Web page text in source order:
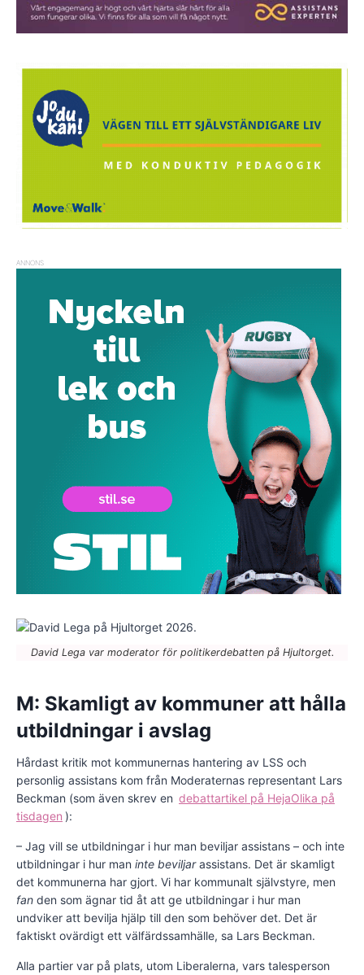
ANNONS
David Lega var moderator för politikerdebatten på Hjultorget.
M: Skamligt av kommuner att hålla
utbildningar i avslag
Hårdast kritik mot kommunernas hantering av LSS och
personlig assistans kom från Moderaternas representant Lars
Beckman (som även skrev en debattartikel på HejaOlika på
tisdagen ):
– Jag vill se utbildningar i hur man beviljar assistans – och inte
utbildningar i hur man inte beviljarassistans. Det är skamligt
det kommunerna har gjort. Vi har kommunalt självstyre, men
fan den som ägnar tid åt att ge utbildningar i hur man
undviker att bevilja hjälp till den som behöver det. Det är
faktiskt ovärdigt ett välfärdssamhälle, sa Lars Beckman.
Alla partier var på plats, utom Liberalerna, vars talesperson